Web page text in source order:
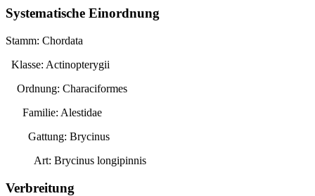
Systematische Einordnung
Stamm: Chordata
Klasse: Actinopterygii
Ordnung: Characiformes
Familie: Alestidae
Gattung: Brycinus
Art: Brycinus longipinnis
Verbreitung